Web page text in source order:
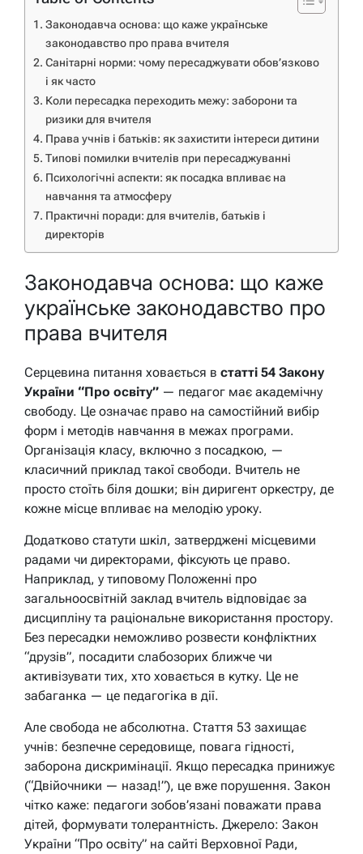
Законодавча основа: що каже українське
законодавство про права вчителя
Санітарні норми: чому пересаджувати обов’язково
і як часто
Коли пересадка переходить межу: заборони та
ризики для вчителя
Права учнів і батьків: як захистити інтереси дитини
Типові помилки вчителів при пересаджуванні
Психологічні аспекти: як посадка впливає на
навчання та атмосферу
Практичні поради: для вчителів, батьків і
директорів
Законодавча основа: що каже
українське законодавство про
права вчителя
Серцевина питання ховається в статті 54 Закону
України “Про освіту” — педагог має академічну
свободу. Це означає право на самостійний вибір
форм і методів навчання в межах програми.
Організація класу, включно з посадкою, —
класичний приклад такої свободи. Вчитель не
просто стоїть біля дошки; він диригент оркестру, де
кожне місце впливає на мелодію уроку.
Додатково статути шкіл, затверджені місцевими
радами чи директорами, фіксують це право.
Наприклад, у типовому Положенні про
загальноосвітній заклад вчитель відповідає за
дисципліну та раціональне використання простору.
Без пересадки неможливо розвести конфліктних
“друзів”, посадити слабозорих ближче чи
активізувати тих, хто ховається в кутку. Це не
забаганка — це педагогіка в дії.
Але свобода не абсолютна. Стаття 53 захищає
учнів: безпечне середовище, повага гідності,
заборона дискримінації. Якщо пересадка принижує
(“Двійочники — назад!”), це вже порушення. Закон
чітко каже: педагоги зобов’язані поважати права
дітей, формувати толерантність. Джерело: Закон
України “Про освіту” на сайті Верховної Ради,